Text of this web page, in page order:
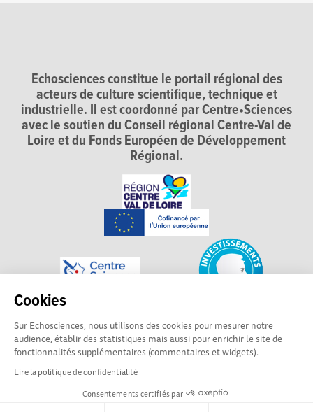
Cookies
Sur Echosciences, nous utilisons des cookies pour mesurer notre
audience, établir des statistiques mais aussi pour enrichir le site de
fonctionnalités supplémentaires (commentaires et widgets).
Lire la politique de confidentialité
Consentements certifiés par
Echosciences constitue le portail régional des
acteurs de culture scientifique, technique et
industrielle. Il est coordonné par Centre•Sciences
avec le soutien du Conseil régional Centre-Val de
Loire et du Fonds Européen de Développement
Régional.